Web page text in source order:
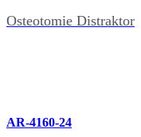
Osteotomie Distraktor
AR-4160-24